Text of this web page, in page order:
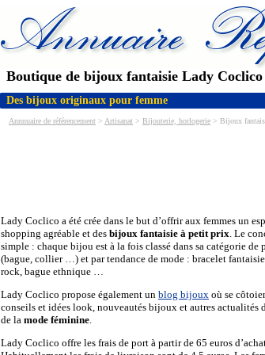
Boutique de bijoux fantaisie Lady Coclico
Des bijoux originaux pour femme
Annnuaire de référencement > Artisanat > Bijouterie, horlogerie > Bijoux
Lady Coclico a été crée dans le but d’offrir aux femmes un
shopping agréable et des bijoux fantaisie à petit prix. Le
simple : chaque bijou est à la fois classé dans sa catégorie de
(bague, collier …) et par tendance de mode : bracelet
rock, bague ethnique …
Lady Coclico propose également un blog bijoux où se
conseils et idées look, nouveautés bijoux et autres actualités
de la mode féminine.
Lady Coclico offre les frais de port à partir de 65 euros